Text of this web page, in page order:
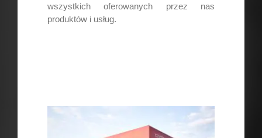
wszystkich oferowanych przez nas
produktów i usług.